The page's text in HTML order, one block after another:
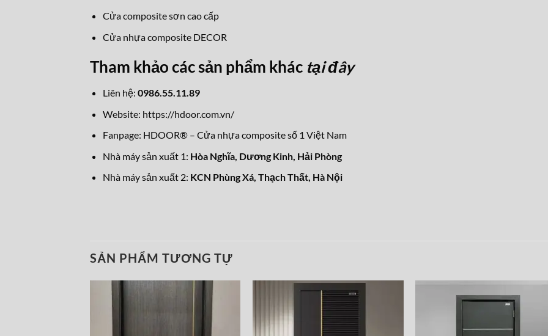
Cửa composite sơn cao cấp
Cửa nhựa composite DECOR
Tham khảo các sản phẩm khác tại đây
Liên hệ: 0986.55.11.89
Website: https://hdoor.com.vn/
Fanpage: HDOOR® – Cửa nhựa composite số 1 Việt Nam
Nhà máy sản xuất 1: Hòa Nghĩa, Dương Kinh, Hải Phòng
Nhà máy sản xuất 2: KCN Phùng Xá, Thạch Thất, Hà Nội
SẢN PHẨM TƯƠNG TỰ